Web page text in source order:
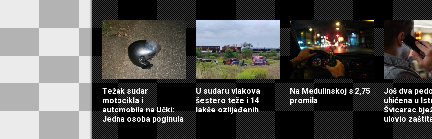
Težak sudar
motocikla i
automobila na Učki:
Jedna osoba poginula
U sudaru vlakova
šestero teže i 14
lakše ozlijeđenih
Na Medulinskoj s 2,75
promila
Još dva
uhićena u
Švicarac
ulovio